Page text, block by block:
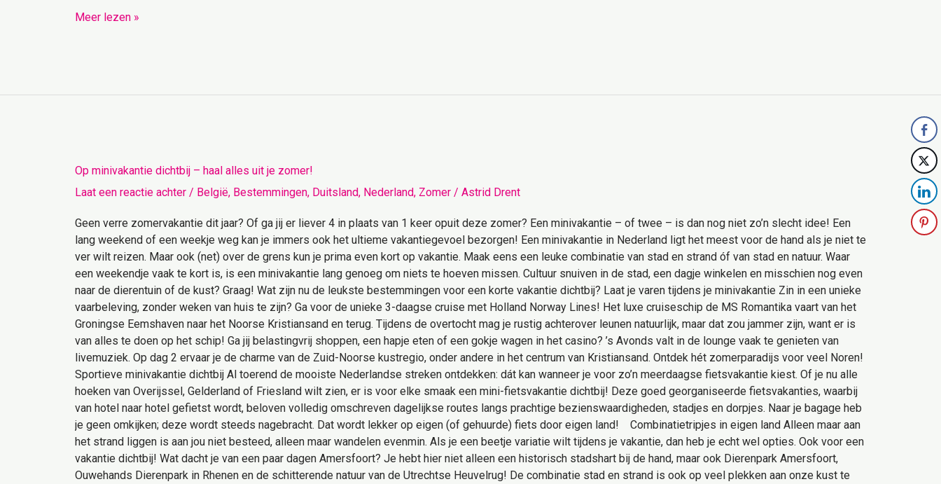
Meer lezen »
Op minivakantie dichtbij – haal alles uit je zomer!
Laat een reactie achter / België, Bestemmingen, Duitsland, Nederland, Zomer/ Astrid Drent
Geen verre zomervakantie dit jaar? Of ga jij er liever 4 in plaats van 1 keer opuit deze zomer? Een minivakantie – of twee – is dan nog niet zo’n slecht idee! Een
lang weekend of een weekje weg kan je immers ook het ultieme vakantiegevoel bezorgen! Een minivakantie in Nederland ligt het meest voor de hand als je niet te
ver wilt reizen. Maar ook (net) over de grens kun je prima even kort op vakantie. Maak eens een leuke combinatie van stad en strand óf van stad en natuur. Waar
een weekendje vaak te kort is, is een minivakantie lang genoeg om niets te hoeven missen. Cultuur snuiven in de stad, een dagje winkelen en misschien nog even
naar de dierentuin of de kust? Graag! Wat zijn nu de leukste bestemmingen voor een korte vakantie dichtbij? Laat je varen tijdens je minivakantie Zin in een unieke
vaarbeleving, zonder weken van huis te zijn? Ga voor de unieke 3-daagse cruise met Holland Norway Lines! Het luxe cruiseschip de MS Romantika vaart van het
Groningse Eemshaven naar het Noorse Kristiansand en terug. Tijdens de overtocht mag je rustig achterover leunen natuurlijk, maar dat zou jammer zijn, want er is
van alles te doen op het schip! Ga jij belastingvrij shoppen, een hapje eten of een gokje wagen in het casino? ’s Avonds valt in de lounge vaak te genieten van
livemuziek. Op dag 2 ervaar je de charme van de Zuid-Noorse kustregio, onder andere in het centrum van Kristiansand. Ontdek hét zomerparadijs voor veel Noren!
Sportieve minivakantie dichtbij Al toerend de mooiste Nederlandse streken ontdekken: dát kan wanneer je voor zo’n meerdaagse fietsvakantie kiest. Of je nu alle
hoeken van Overijssel, Gelderland of Friesland wilt zien, er is voor elke smaak een mini-fietsvakantie dichtbij! Deze goed georganiseerde fietsvakanties, waarbij
van hotel naar hotel gefietst wordt, beloven volledig omschreven dagelijkse routes langs prachtige bezienswaardigheden, stadjes en dorpjes. Naar je bagage heb
je geen omkijken; deze wordt steeds nagebracht. Dat wordt lekker op eigen (of gehuurde) fiets door eigen land! Combinatietripjes in eigen land Alleen maar aan
het strand liggen is aan jou niet besteed, alleen maar wandelen evenmin. Als je een beetje variatie wilt tijdens je vakantie, dan heb je echt wel opties. Ook voor een
vakantie dichtbij! Wat dacht je van een paar dagen Amersfoort? Je hebt hier niet alleen een historisch stadshart bij de hand, maar ook Dierenpark Amersfoort,
Ouwehands Dierenpark in Rhenen en de schitterende natuur van de Utrechtse Heuvelrug! De combinatie stad en strand is ook op veel plekken aan onze kust te
Op
minivakantie
dichtbij
haal
alles
uit
je
zomer!